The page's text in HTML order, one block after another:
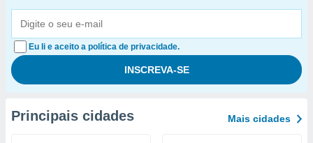
Eu li e aceito a política de privacidade.
Principais cidades Mais cidades